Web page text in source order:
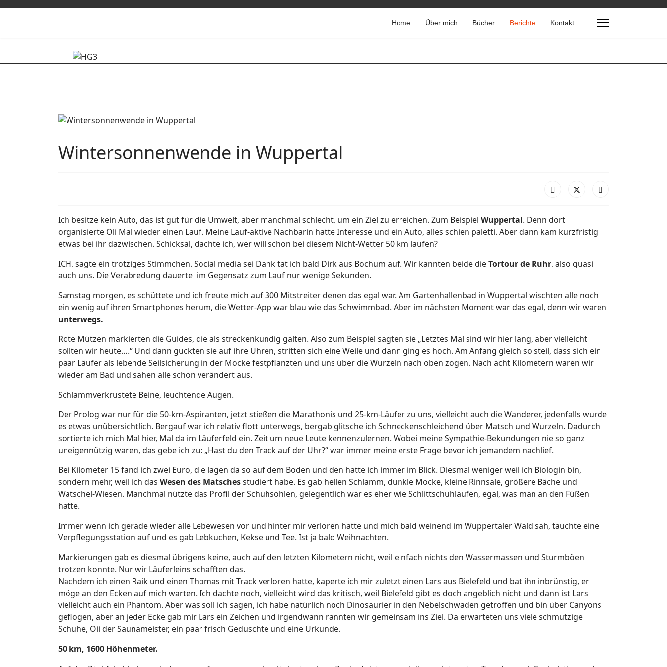
Home Über mich Bücher Berichte Kontakt
Wintersonnenwende in Wuppertal
Ich besitze kein Auto, das ist gut für die Umwelt, aber manchmal schlecht, um ein Ziel zu erreichen. Zum Beispiel Wuppertal. Denn dort
organisierte Oli Mal wieder einen Lauf. Meine Lauf-aktive Nachbarin hatte Interesse und ein Auto, alles schien paletti. Aber dann kam kurzfristig
etwas bei ihr dazwischen. Schicksal, dachte ich, wer will schon bei diesem Nicht-Wetter 50 km laufen?
ICH, sagte ein trotziges Stimmchen. Social media sei Dank tat ich bald Dirk aus Bochum auf. Wir kannten beide dieTortour de Ruhr, also quasi
auch uns. Die Verabredung dauerte im Gegensatz zum Lauf nur wenige Sekunden.
Samstag morgen, es schüttete und ich freute mich auf 300 Mitstreiter denen das egal war. Am Gartenhallenbad in Wuppertal wischten alle noch
ein wenig auf ihren Smartphones herum, die Wetter-App war blau wie das Schwimmbad. Aber im nächsten Moment war das egal, denn wir waren
unterwegs.
Rote Mützen markierten die Guides, die als streckenkundig galten. Also zum Beispiel sagten sie „Letztes Mal sind wir hier lang, aber vielleicht
sollten wir heute….“ Und dann guckten sie auf ihre Uhren, stritten sich eine Weile und dann ging es hoch. Am Anfang gleich so steil, dass sich ein
paar Läufer als lebende Seilsicherung in der Mocke festpflanzten und uns über die Wurzeln nach oben zogen. Nach acht Kilometern waren wir
wieder am Bad und sahen alle schon verändert aus.
Schlammverkrustete Beine, leuchtende Augen.
Der Prolog war nur für die 50-km-Aspiranten, jetzt stießen die Marathonis und 25-km-Läufer zu uns, vielleicht auch die Wanderer, jedenfalls wurde
es etwas unübersichtlich. Bergauf war ich relativ flott unterwegs, bergab glitsche ich Schneckenschleichend über Matsch und Wurzeln. Dadurch
sortierte ich mich Mal hier, Mal da im Läuferfeld ein. Zeit um neue Leute kennenzulernen. Wobei meine Sympathie-Bekundungen nie so ganz
uneigennützig waren, das gebe ich zu: „Hast du den Track auf der Uhr?“ war immer meine erste Frage bevor ich jemandem nachlief.
Bei Kilometer 15 fand ich zwei Euro, die lagen da so auf dem Boden und den hatte ich immer im Blick. Diesmal weniger weil ich Biologin bin,
sondern mehr, weil ich das Wesen des Matschesstudiert habe. Es gab hellen Schlamm, dunkle Mocke, kleine Rinnsale, größere Bäche und
Watschel-Wiesen. Manchmal nützte das Profil der Schuhsohlen, gelegentlich war es eher wie Schlittschuhlaufen, egal, was man an den Füßen
hatte.
Immer wenn ich gerade wieder alle Lebewesen vor und hinter mir verloren hatte und mich bald weinend im Wuppertaler Wald sah, tauchte eine
Verpflegungsstation auf und es gab Lebkuchen, Kekse und Tee. Ist ja bald Weihnachten.
Markierungen gab es diesmal übrigens keine, auch auf den letzten Kilometern nicht, weil einfach nichts den Wassermassen und Sturmböen
trotzen konnte. Nur wir Läuferleins schafften das.
Nachdem ich einen Raik und einen Thomas mit Track verloren hatte, kaperte ich mir zuletzt einen Lars aus Bielefeld und bat ihn inbrünstig, er
möge an den Ecken auf mich warten. Ich dachte noch, vielleicht wird das kritisch, weil Bielefeld gibt es doch angeblich nicht und dann ist Lars
vielleicht auch ein Phantom. Aber was soll ich sagen, ich habe natürlich noch Dinosaurier in den Nebelschwaden getroffen und bin über Canyons
geflogen, aber an jeder Ecke gab mir Lars ein Zeichen und irgendwann rannten wir gemeinsam ins Ziel. Da erwarteten uns viele schmutzige
Schuhe, Oii der Saunameister, ein paar frisch Geduschte und eine Urkunde.
50 km, 1600 Höhenmeter.